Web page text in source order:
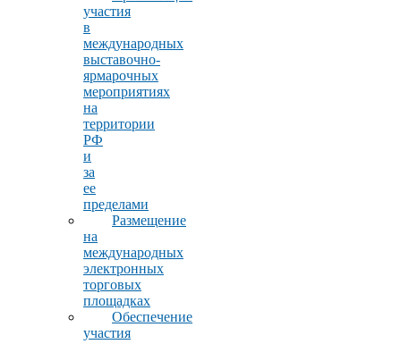
участия
в
международных
выставочно-
ярмарочных
мероприятиях
на
территории
РФ
и
за
ее
пределами
Размещение
на
международных
электронных
торговых
площадках
Обеспечение
участия